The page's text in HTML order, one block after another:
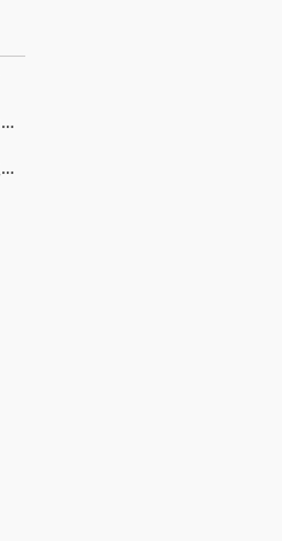
セフィーヌ シルクウェットパウダー
セフィーヌ ファンデーション取扱い店